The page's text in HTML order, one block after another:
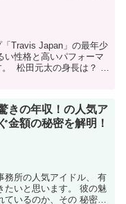
Travis Japan」の最年少
い性格と高いパフォーマ
松田元太の身長は？ 松
きの年収！の人気ア
金額の秘密を解明！
務所の人気アイドル、 有
たいと思います。 彼の魅
ているのか、その 秘密を